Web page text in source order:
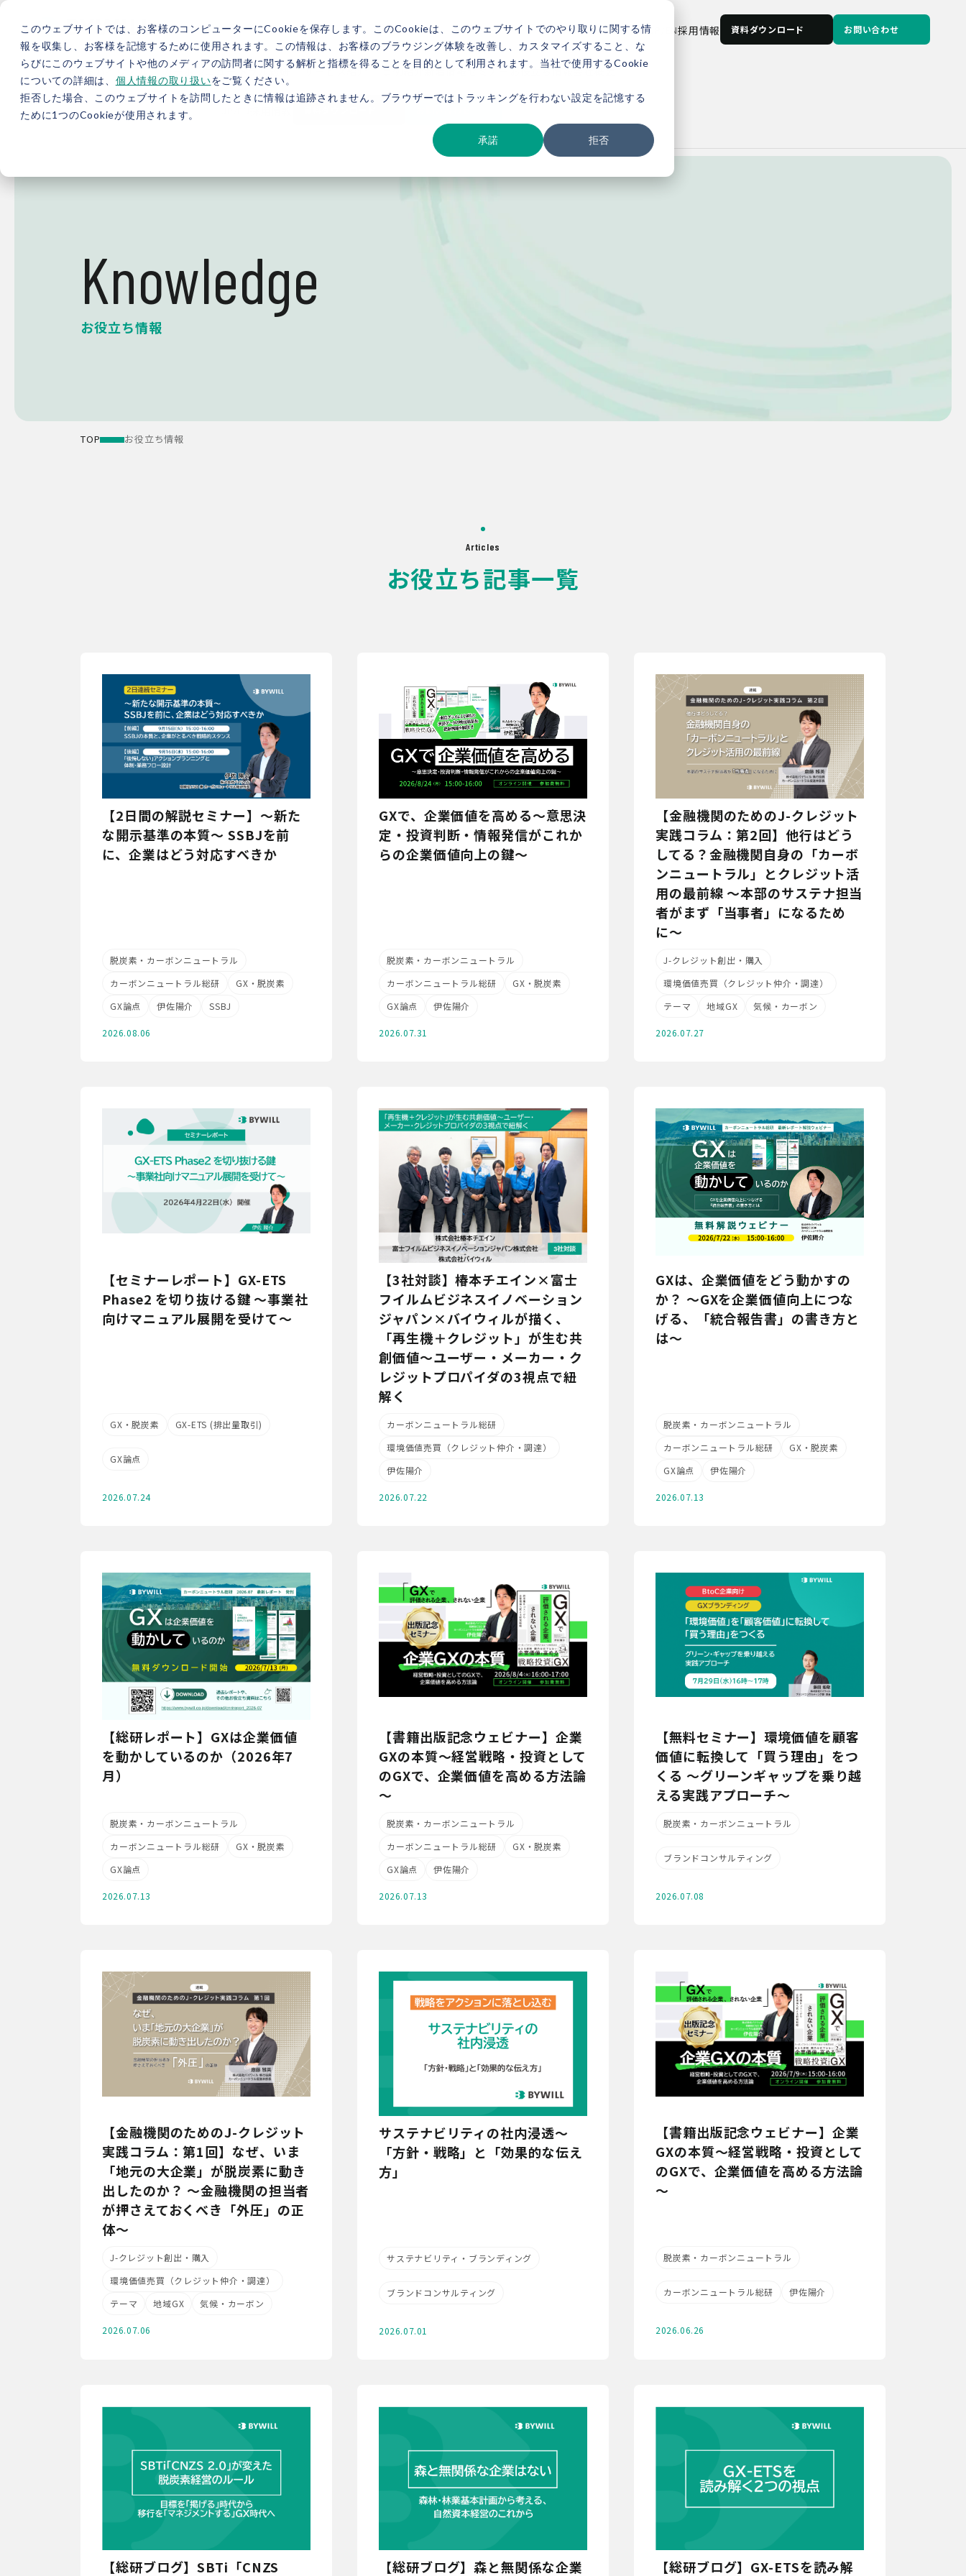
このウェブサイトでは、お客様のコンピューターにCookieを保存します。このCookieは、このウェブサイトでのやり取りに関する情
報を収集し、お客様を記憶するために使用されます。この情報は、お客様のブラウジング体験を改善し、カスタマイズすること、な
らびにこのウェブサイトや他のメディアの訪問者に関する解析と指標を得ることを目的として利用されます。当社で使用するCookie
についての詳細は、 個人情報の取り扱いをご覧ください。
拒否した場合、このウェブサイトを訪問したときに情報は追跡されません。ブラウザーではトラッキングを行わない設定を記憶する
ために1つのCookieが使用されます。
承諾 拒否
JP EN採用情報 資料ダウンロード お問い合わせ
5分で分かるバイウィル カーボンニュートラル総研 サービス紹介 事例紹介新着情報セミナーお役立ち情報会社概要
Knowledge
お役立ち情報
TOP お役立ち情報
Articles
お役立ち記事一覧
【2日間の解説セミナー】～新た
な開示基準の本質～ SSBJを前
に、企業はどう対応すべきか
脱炭素・カーボンニュートラル
カーボンニュートラル総研
GX・脱炭素
GX論点
伊佐陽介 SSBJ
2026.08.06
GXで、企業価値を高める～意思決
定・投資判断・情報発信がこれか
らの企業価値向上の鍵～
脱炭素・カーボンニュートラル
カーボンニュートラル総研
GX・脱炭素
GX論点
伊佐陽介
2026.07.31
【金融機関のためのJ-クレジット
実践コラム：第2回】他行はどう
してる？金融機関自身の「カーボ
ンニュートラル」とクレジット活
用の最前線 〜本部のサステナ担当
者がまず「当事者」になるため
に〜
J-クレジット創出・購入
環境価値売買（クレジット仲介・調達）
テーマ
地域GX 気候・カーボン
2026.07.27
【セミナーレポート】GX-ETS
Phase2 を切り抜ける鍵 ～事業社
向けマニュアル展開を受けて～
GX・脱炭素 GX-ETS (排出量取引)
GX論点
2026.07.24
【3社対談】椿本チエイン×富士
フイルムビジネスイノベーション
ジャパン×バイウィルが描く、
「再生機＋クレジット」が生む共
創価値～ユーザー・メーカー・ク
レジットプロパイダの3視点で紐
解く
カーボンニュートラル総研
環境価値売買（クレジット仲介・調達）
伊佐陽介
2026.07.22
GXは、企業価値をどう動かすの
か？ ～GXを企業価値向上につな
げる、「統合報告書」の書き方と
は～
脱炭素・カーボンニュートラル
カーボンニュートラル総研
GX・脱炭素
GX論点
伊佐陽介
2026.07.13
【総研レポート】GXは企業価値
を動かしているのか（2026年7
月）
脱炭素・カーボンニュートラル
カーボンニュートラル総研
GX・脱炭素
GX論点
2026.07.13
【書籍出版記念ウェビナー】企業
GXの本質～経営戦略・投資として
のGXで、企業価値を高める方法論
～
脱炭素・カーボンニュートラル
カーボンニュートラル総研
GX・脱炭素
GX論点
伊佐陽介
2026.07.13
【無料セミナー】環境価値を顧客
価値に転換して「買う理由」をつ
くる ～グリーンギャップを乗り越
える実践アプローチ～
脱炭素・カーボンニュートラル
ブランドコンサルティング
2026.07.08
【金融機関のためのJ-クレジット
実践コラム：第1回】なぜ、いま
「地元の大企業」が脱炭素に動き
出したのか？ 〜金融機関の担当者
が押さえておくべき「外圧」の正
体〜
J-クレジット創出・購入
環境価値売買（クレジット仲介・調達）
テーマ
地域GX 気候・カーボン
2026.07.06
サステナビリティの社内浸透～
「方針・戦略」と「効果的な伝え
方」
サステナビリティ・ブランディング
ブランドコンサルティング
2026.07.01
【書籍出版記念ウェビナー】企業
GXの本質～経営戦略・投資として
のGXで、企業価値を高める方法論
～
脱炭素・カーボンニュートラル
カーボンニュートラル総研 伊佐陽介
2026.06.26
【総研ブログ】SBTi「CNZS 【総研ブログ】森と無関係な企業 【総研ブログ】GX-ETSを読み解